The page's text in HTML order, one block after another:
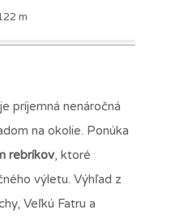
m
príjemná nenáročná
na okolie. Ponúka
rebríkov, ktoré
výletu. Výhľad z
Veľkú Fatru a